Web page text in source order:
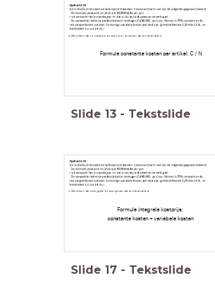
Formule constante kosten per artikel: C / N
a. Bereken de constante kosten per stuk van de armband lexi
Slide 13 - Tekstslide
Formule integrale kostprijs:
constante kosten + variabele kosten
c. Bereken de integrale kostprijs van de armband Lexi
Slide 17 - Tekstslide